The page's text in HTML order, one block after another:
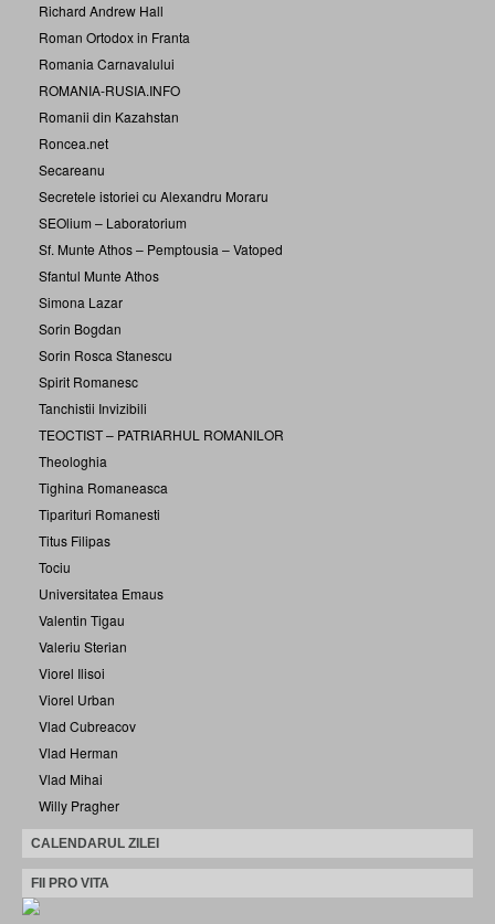
Richard Andrew Hall
Roman Ortodox in Franta
Romania Carnavalului
ROMANIA-RUSIA.INFO
Romanii din Kazahstan
Roncea.net
Secareanu
Secretele istoriei cu Alexandru Moraru
SEOlium – Laboratorium
Sf. Munte Athos – Pemptousia – Vatoped
Sfantul Munte Athos
Simona Lazar
Sorin Bogdan
Sorin Rosca Stanescu
Spirit Romanesc
Tanchistii Invizibili
TEOCTIST – PATRIARHUL ROMANILOR
Theologhia
Tighina Romaneasca
Tiparituri Romanesti
Titus Filipas
Tociu
Universitatea Emaus
Valentin Tigau
Valeriu Sterian
Viorel Ilisoi
Viorel Urban
Vlad Cubreacov
Vlad Herman
Vlad Mihai
Willy Pragher
CALENDARUL ZILEI
FII PRO VITA